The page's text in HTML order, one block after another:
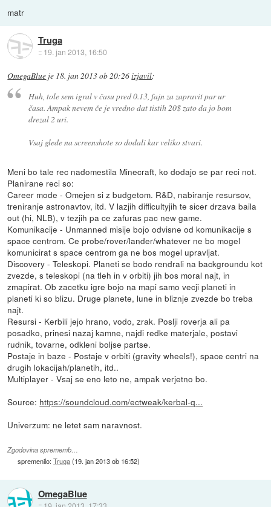
matr
Truga
:: 19. jan 2013, 16:50
OmegaBlue je 18. jan 2013 ob 20:26izjavil:
Huh, tole sem igral v času pred 0.13, fajn za zapravit par ur
časa. Ampak nevem če je vredno dat tistih 20$ zato da jo bom
drezal 2 uri.
Vsaj glede na screenshote so dodali kar veliko stvari.
Meni bo tale rec nadomestila Minecraft, ko dodajo se par reci not.
Planirane reci so:
Career mode - Omejen si z budgetom. R&D, nabiranje resursov,
treniranje astronavtov, itd. V lazjih difficultyjih te sicer drzava baila
out (hi, NLB), v tezjih pa ce zafuras pac new game.
Komunikacije - Unmanned misije bojo odvisne od komunikacije s
space centrom. Ce probe/rover/lander/whatever ne bo mogel
komunicirat s space centrom ga ne bos mogel upravljat.
Discovery - Teleskopi. Planeti se bodo rendrali na backgroundu kot
zvezde, s teleskopi (na tleh in v orbiti) jih bos moral najt, in
zmapirat. Ob zacetku igre bojo na mapi samo vecji planeti in
planeti ki so blizu. Druge planete, lune in bliznje zvezde bo treba
najt.
Resursi - Kerbili jejo hrano, vodo, zrak. Poslji roverja ali pa
posadko, prinesi nazaj kamne, najdi redke materjale, postavi
rudnik, tovarne, odkleni boljse partse.
Postaje in baze - Postaje v orbiti (gravity wheels!), space centri na
drugih lokacijah/planetih, itd..
Multiplayer - Vsaj se eno leto ne, ampak verjetno bo.
Source: https://soundcloud.com/ectweak/kerbal-q...
Univerzum: ne letet sam naravnost.
Zgodovina sprememb…
spremenilo:Truga(19. jan 2013 ob 16:52)
OmegaBlue